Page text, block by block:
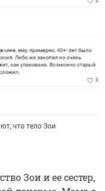
что тело Зои
Зои и ее сестер,